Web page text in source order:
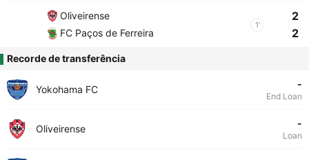
Oliveirense
FC Paços de Ferreira
1'
2
2
Recorde de transferência
Yokohama FC -
End Loan
Oliveirense -
Loan